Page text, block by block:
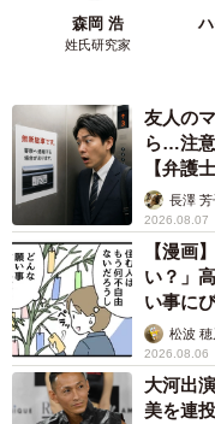
森岡 浩
姓氏研究家
友人の
ら…注
【弁護
長澤 芳
2026.08.07
【漫画
い？」
い事に
松波 穂
2026.08.06
大河出
美を連